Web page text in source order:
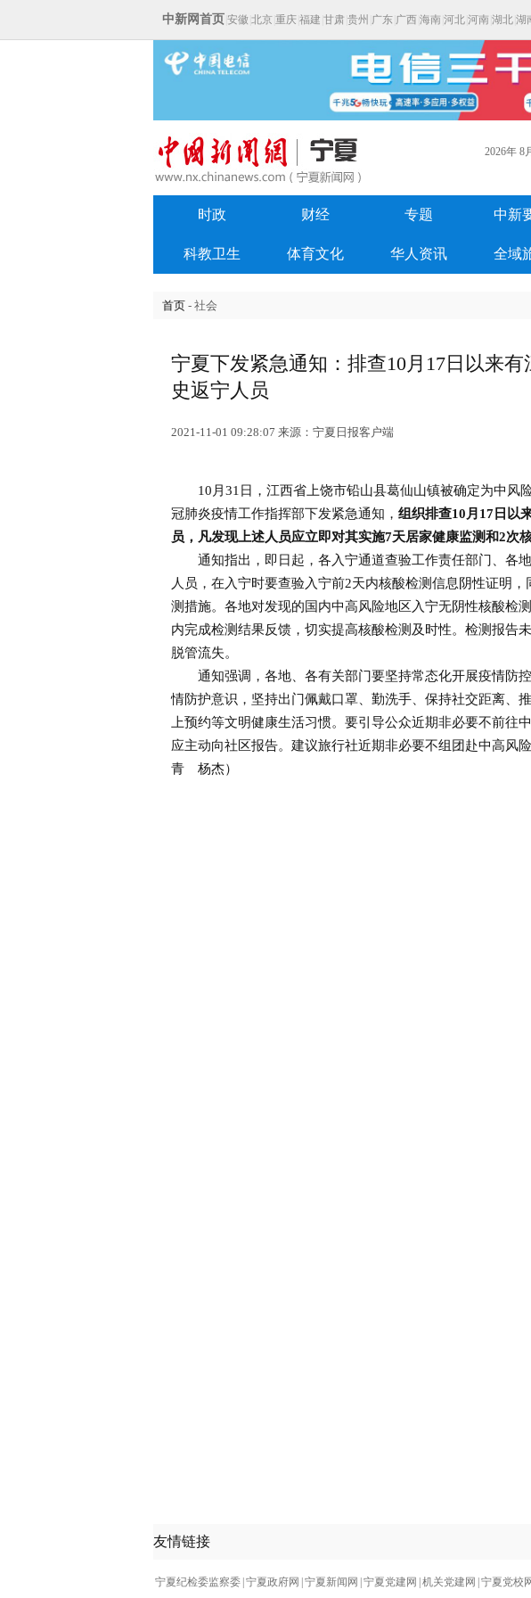
中新网首页 安徽 北京 重庆 福建 甘肃 贵州 广东 广西 海南 河北 河南 湖北 湖
2026年 8
时政 财经 专题 中新
科教卫生 体育文化 华人资讯 全域
首页 - 社会
宁夏下发紧急通知：排查10月17日以来
史返宁人员
2021-11-01 09:28:07 来源：宁夏日报客户端
10月31日，江西省上饶市铅山县葛仙山镇被确定为中风
冠肺炎疫情工作指挥部下发紧急通知， 组织排查10月17日以
员，凡发现上述人员应立即对其实施7天居家健康监测和2次
通知指出，即日起，各入宁通道查验工作责任部门、各
人员，在入宁时要查验入宁前2天内核酸检测信息阴性证明
测措施。各地对发现的国内中高风险地区入宁无阴性核酸检
内完成检测结果反馈，切实提高核酸检测及时性。检测报告
脱管流失。
通知强调，各地、各有关部门要坚持常态化开展疫情防
情防护意识，坚持出门佩戴口罩、勤洗手、保持社交距离、
上预约等文明健康生活习惯。要引导公众近期非必要不前往
应主动向社区报告。建议旅行社近期非必要不组团赴中高
青 杨杰）
友情链接
宁夏纪检委监察委 宁夏政府网 宁夏新闻网 宁夏党建网 机关党建网 宁夏党校